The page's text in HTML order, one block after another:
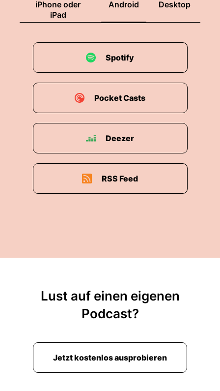
iPhone oder
iPad
Android Desktop
Spotify
Pocket Casts
Deezer
RSS Feed
Lust auf einen eigenen
Podcast?
Jetzt kostenlos ausprobieren